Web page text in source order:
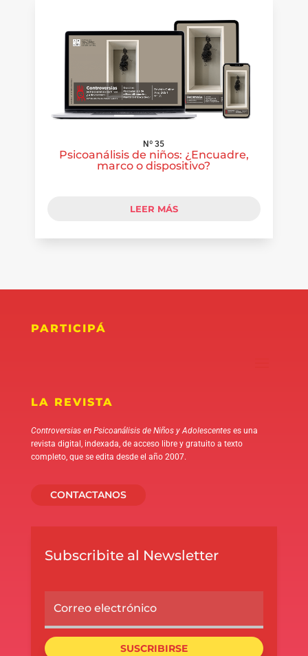
Nº 35
Psicoanálisis de niños: ¿Encuadre,
marco o dispositivo?
LEER MÁS
PARTICIPÁ
LA REVISTA
Controversias en Psicoanálisis de Niños y Adolescenteses una
revista digital, indexada, de acceso libre y gratuito a texto
completo, que se edita desde el año 2007.
CONTACTANOS
Subscribite al Newsletter
SUSCRIBIRSE